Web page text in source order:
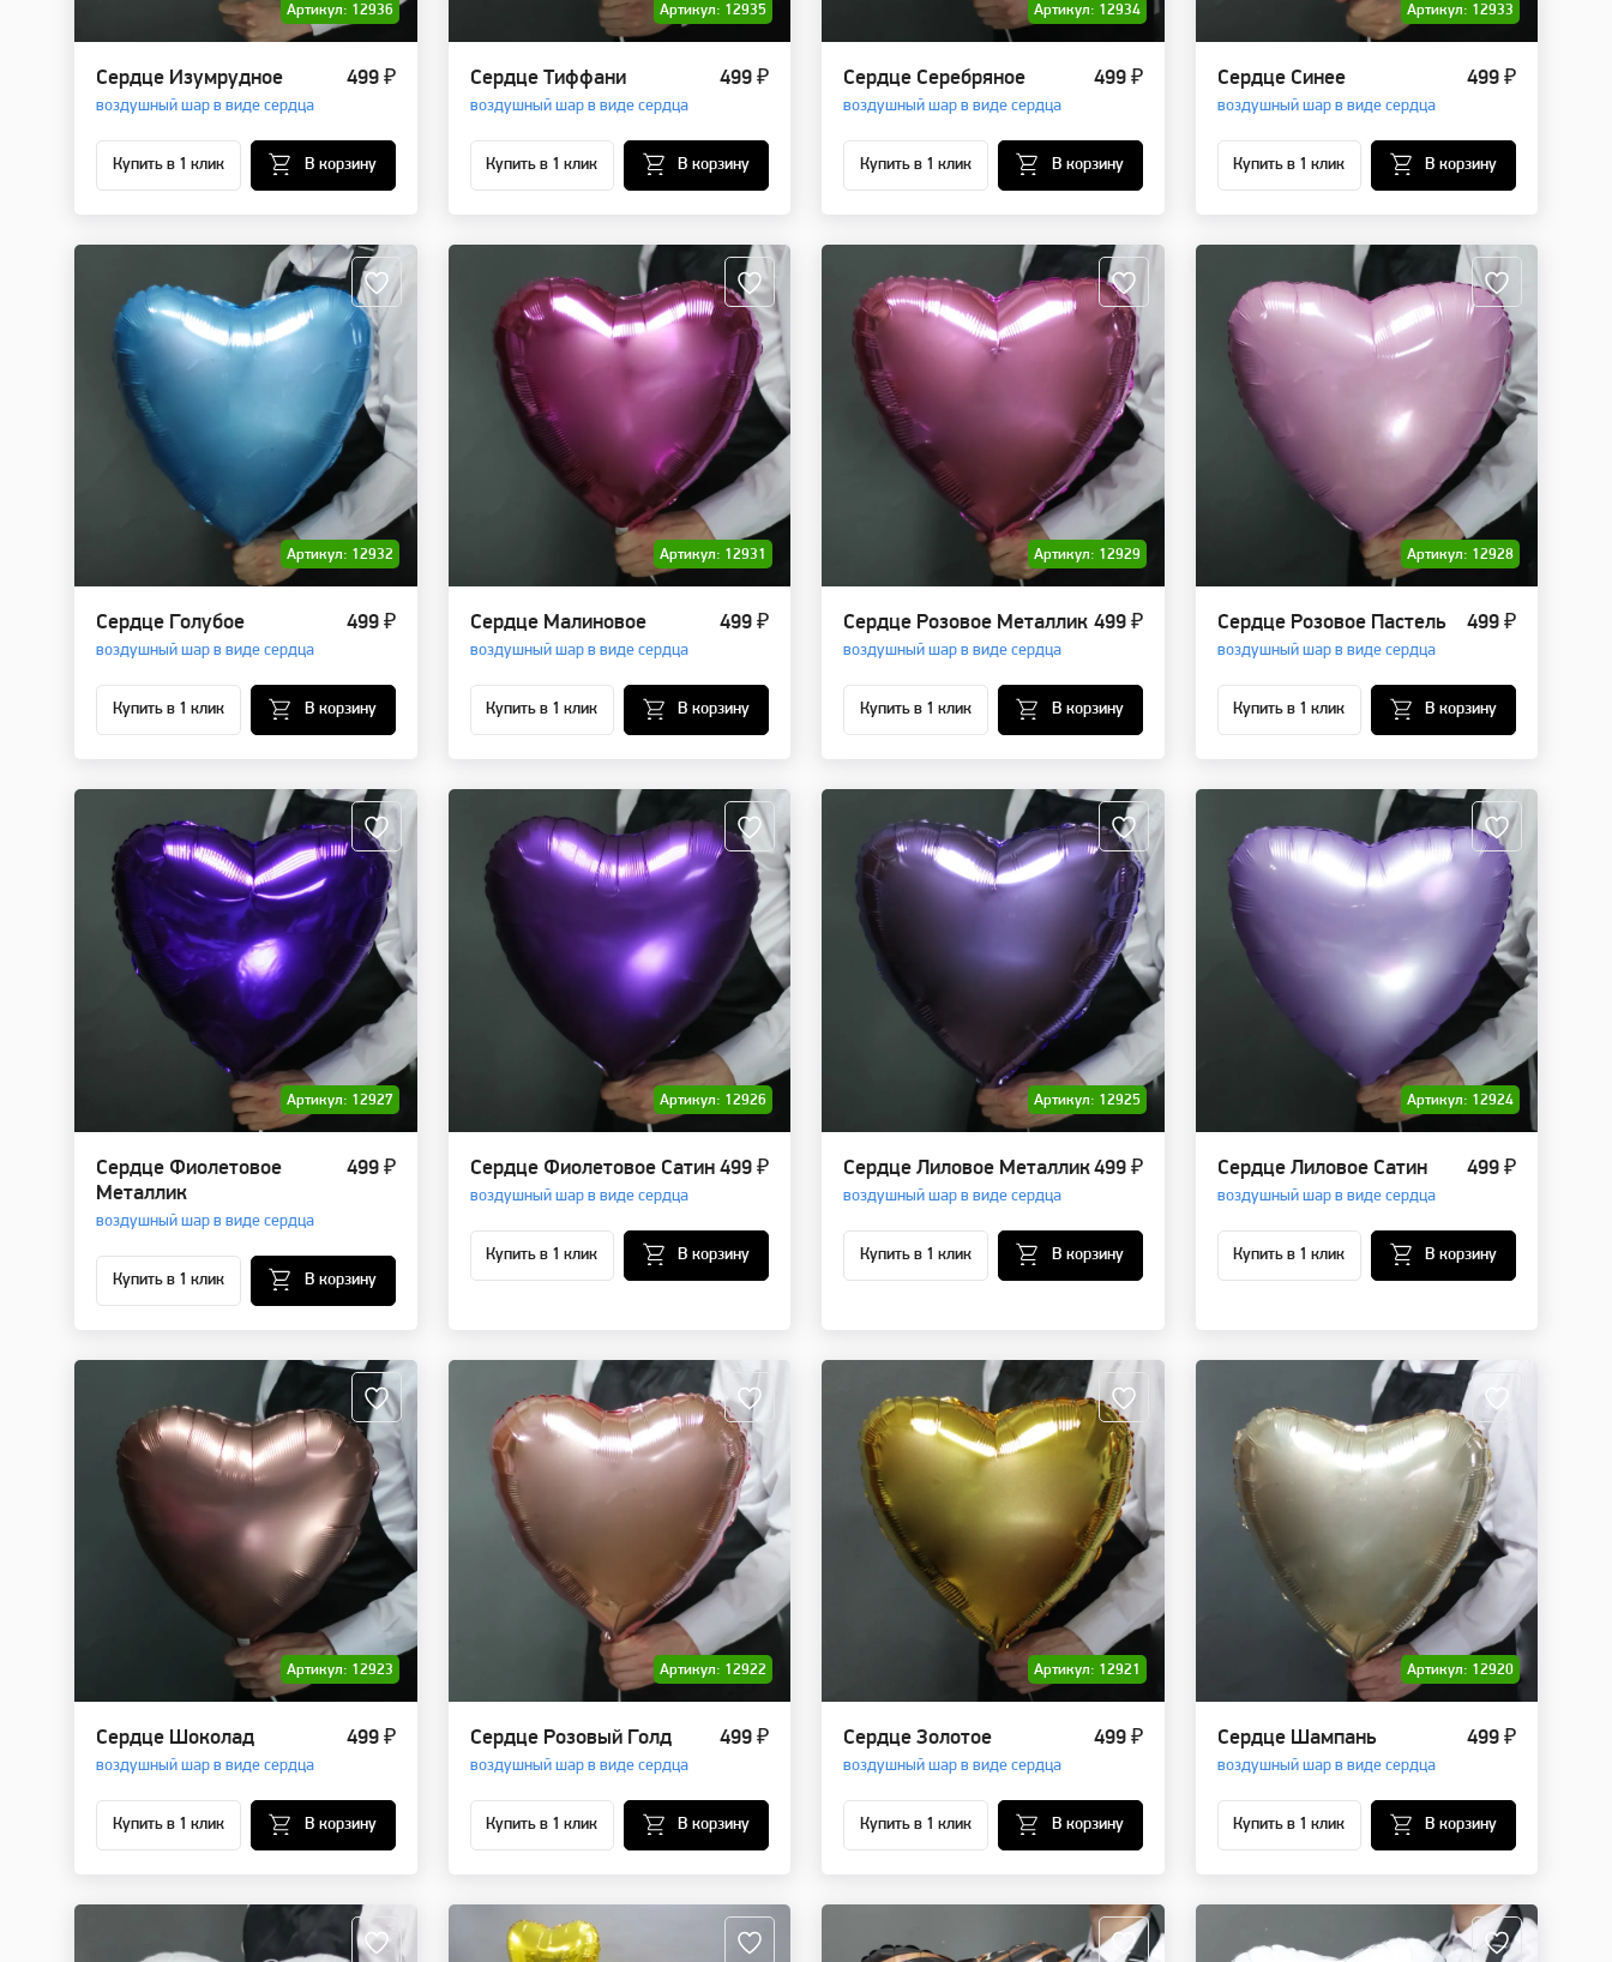
Артикул: 12936
Сердце Изумрудное
воздушный шар в виде сердца
499 ₽
Купить в 1 клик В корзину
Артикул: 12935
Сердце Тиффани
воздушный шар в виде сердца
499 ₽
Купить в 1 клик В корзину
Артикул: 12934
Сердце Серебряное
воздушный шар в виде сердца
499 ₽
Купить в 1 клик В корзину
Артикул: 12933
Сердце Синее
воздушный шар в виде сердца
499 ₽
Купить в 1 клик В корзину
Артикул: 12932
Сердце Голубое
воздушный шар в виде сердца
499 ₽
Купить в 1 клик В корзину
Артикул: 12931
Сердце Малиновое
воздушный шар в виде сердца
499 ₽
Купить в 1 клик В корзину
Артикул: 12929
Сердце Розовое Металлик
воздушный шар в виде сердца
499 ₽
Купить в 1 клик В корзину
Артикул: 12928
Сердце Розовое Пастель
воздушный шар в виде сердца
499 ₽
Купить в 1 клик В корзину
Артикул: 12927
Сердце Фиолетовое
Металлик
воздушный шар в виде сердца
499 ₽
Купить в 1 клик В корзину
Артикул: 12926
Сердце Фиолетовое Сатин
воздушный шар в виде сердца
499 ₽
Купить в 1 клик В корзину
Артикул: 12925
Сердце Лиловое Металлик
воздушный шар в виде сердца
499 ₽
Купить в 1 клик В корзину
Артикул: 12924
Сердце Лиловое Сатин
воздушный шар в виде сердца
499 ₽
Купить в 1 клик В корзину
Артикул: 12923
Сердце Шоколад
воздушный шар в виде сердца
499 ₽
Купить в 1 клик В корзину
Артикул: 12922
Сердце Розовый Голд
воздушный шар в виде сердца
499 ₽
Купить в 1 клик В корзину
Артикул: 12921
Сердце Золотое
воздушный шар в виде сердца
499 ₽
Купить в 1 клик В корзину
Артикул: 12920
Сердце Шампань
воздушный шар в виде сердца
499 ₽
Купить в 1 клик В корзину